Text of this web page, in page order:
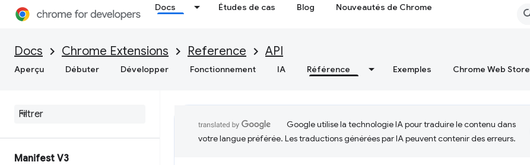
Docs Études de cas Blog Nouveautés de Chrome
Docs Chrome Extensions Reference API
Aperçu Débuter Développer Fonctionnement IA Référence Exemples Chrome Web Store
Manifest V3
Google utilise la technologie IA pour traduire le contenu dans
votre langue préférée. Les traductions générées par IA peuvent contenir des erreurs.